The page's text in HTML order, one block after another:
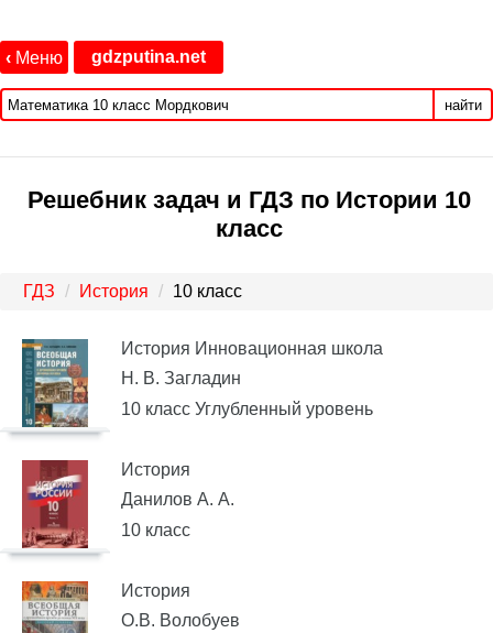
‹ Меню gdzputina.net
найти
Решебник задач и ГДЗ по Истории 10
класс
ГДЗ История 10 класс
История Инновационная школа
Н. В. Загладин
10 класс Углубленный уровень
История
Данилов А. А.
10 класс
История
О.В. Волобуев